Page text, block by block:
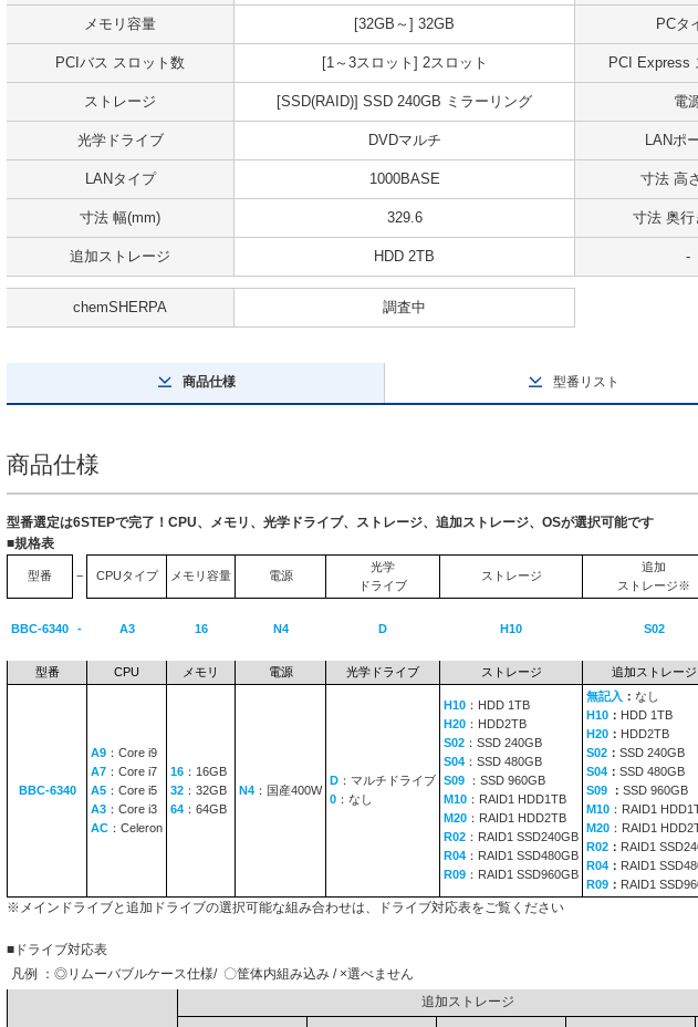
メモリ容量 [32GB～] 32GB PCタ
PCIバス スロット数 [1～3スロット] 2スロット PCI Express
ストレージ [SSD(RAID)] SSD 240GB ミラーリング 電
光学ドライブ DVDマルチ LANポ
LANタイプ 1000BASE 寸法 高
寸法 幅(mm) 329.6 寸法 奥行
追加ストレージ HDD 2TB -
chemSHERPA 調査中
商品仕様 型番リスト
商品仕様
型番選定は6STEPで完了！CPU、メモリ、光学ドライブ、ストレージ、追加ストレージ、OSが選択可能です
■規格表
型番 − CPUタイプ メモリ容量 電源
光学
ドライブ
ストレージ
追加
ストレージ※
BBC-6340 - A3 16 N4 D H10 S02
型番 CPU メモリ 電源 光学ドライブ ストレージ 追加ストレージ
BBC-6340
A9 ：Core i9
A7 ：Core i7
A5 ：Core i5
A3 ：Core i3
AC ：Celeron
16 ：16GB
32 ：32GB
64 ：64GB
N4 ：国産400W
D ：マルチドライブ
0 ：なし
H10 ：HDD 1TB
H20 ：HDD2TB
S02 ：SSD 240GB
S04 ：SSD 480GB
S09
：SSD 960GB
M10 ：RAID1 HDD1TB
M20 ：RAID1 HDD2TB
R02 ：RAID1 SSD240GB
R04 ：RAID1 SSD480GB
R09 ：RAID1 SSD960GB
無記入 ： なし
H10 ： HDD 1TB
H20 ： HDD2TB
S02 ： SSD 240GB
S04 ： SSD 480GB
S09
： SSD 960GB
M10 ：RAID1
M20 ：RAID1
R02 ： RAID1
R04 ： RAID1
R09 ： RAID1
※メインドライブと追加ドライブの選択可能な組み合わせは、ドライブ対応表をご覧ください
■ドライブ対応表
凡例 ：◎リムーバブルケース仕様/ 〇筐体内組み込み / ×選べません
追加ストレージ